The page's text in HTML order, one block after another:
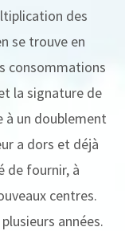
des
se trouve en
consommations
la signature de
à un doublement
a dors et déjà
de fournir, à
centres.
années.